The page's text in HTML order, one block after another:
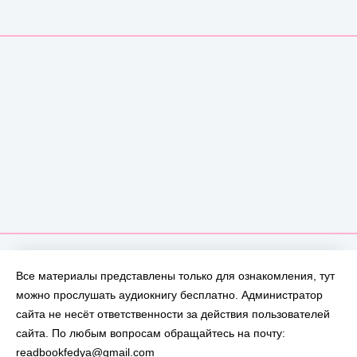
Все материалы представлены только для ознакомления, тут
можно прослушать аудиокнигу бесплатно. Администратор
сайта не несёт ответственности за действия пользователей
сайта. По любым вопросам обращайтесь на почту:
readbookfedya@gmail.com